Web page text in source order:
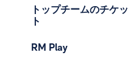
トップチームのチケッ
ト
RM Play